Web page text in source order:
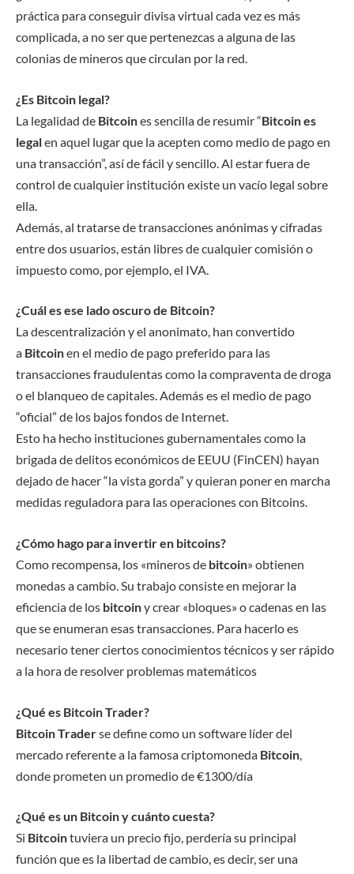
práctica para conseguir divisa virtual cada vez es más
complicada, a no ser que pertenezcas a alguna de las
colonias de mineros que circulan por la red.
¿Es Bitcoin legal?
La legalidad de Bitcoines sencilla de resumir “Bitcoin es
legalen aquel lugar que la acepten como medio de pago en
una transacción”, así de fácil y sencillo. Al estar fuera de
control de cualquier institución existe un vacío legal sobre
ella.
Además, al tratarse de transacciones anónimas y cifradas
entre dos usuarios, están libres de cualquier comisión o
impuesto como, por ejemplo, el IVA.
¿Cuál es ese lado oscuro de Bitcoin?
La descentralización y el anonimato, han convertido
a Bitcoinen el medio de pago preferido para las
transacciones fraudulentas como la compraventa de droga
o el blanqueo de capitales. Además es el medio de pago
“oficial” de los bajos fondos de Internet.
Esto ha hecho instituciones gubernamentales como la
brigada de delitos económicos de EEUU (FinCEN) hayan
dejado de hacer “la vista gorda” y quieran poner en marcha
medidas reguladora para las operaciones con Bitcoins.
¿Cómo hago para invertir en bitcoins?
Como recompensa, los «mineros de bitcoin» obtienen
monedas a cambio. Su trabajo consiste en mejorar la
eficiencia de los bitcoiny crear «bloques» o cadenas en las
que se enumeran esas transacciones. Para hacerlo es
necesario tener ciertos conocimientos técnicos y ser rápido
a la hora de resolver problemas matemáticos
¿Qué es Bitcoin Trader?
Bitcoin Traderse define como un software líder del
mercado referente a la famosa criptomoneda Bitcoin
donde prometen un promedio de €1300/día
¿Qué es un Bitcoin y cuánto cuesta?
Si Bitcointuviera un precio fijo, perdería su principal
función que es la libertad de cambio, es decir, ser una